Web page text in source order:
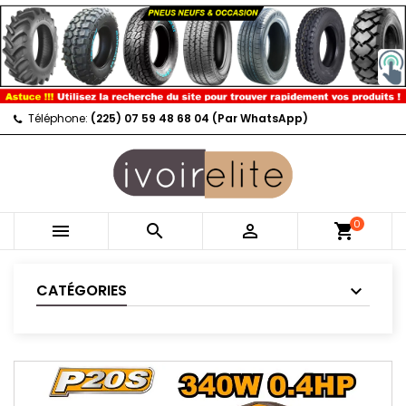
Téléphone: (225) 07 59 48 68 04 (Par WhatsApp)
   shopping_cart0
CATÉGORIES